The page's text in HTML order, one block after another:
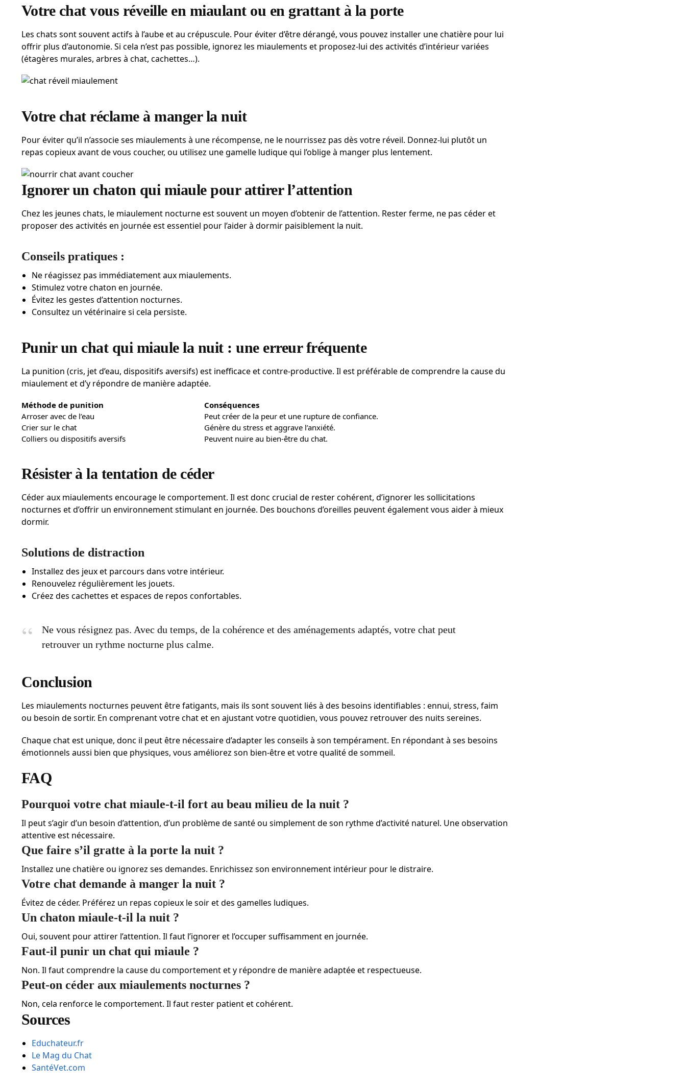
Votre chat vous réveille en miaulant ou en grattant à la porte
Les chats sont souvent actifs à l’aube et au crépuscule. Pour éviter d’être dérangé, vous pouvez installer une chatière pour lui
offrir plus d’autonomie. Si cela n’est pas possible, ignorez les miaulements et proposez-lui des activités d’intérieur variées
(étagères murales, arbres à chat, cachettes…).
Votre chat réclame à manger la nuit
Pour éviter qu’il n’associe ses miaulements à une récompense, ne le nourrissez pas dès votre réveil. Donnez-lui plutôt un
repas copieux avant de vous coucher, ou utilisez une gamelle ludique qui l’oblige à manger plus lentement.
Ignorer un chaton qui miaule pour attirer l’attention
Chez les jeunes chats, le miaulement nocturne est souvent un moyen d’obtenir de l’attention. Rester ferme, ne pas céder et
proposer des activités en journée est essentiel pour l’aider à dormir paisiblement la nuit.
Conseils pratiques :
Ne réagissez pas immédiatement aux miaulements.
Stimulez votre chaton en journée.
Évitez les gestes d’attention nocturnes.
Consultez un vétérinaire si cela persiste.
Punir un chat qui miaule la nuit : une erreur fréquente
La punition (cris, jet d’eau, dispositifs aversifs) est inefficace et contre-productive. Il est préférable de comprendre la cause du
miaulement et d’y répondre de manière adaptée.
Méthode de punition
Conséquences
Arroser avec de l’eau
Peut créer de la peur et une rupture de confiance.
Crier sur le chat
Génère du stress et aggrave l’anxiété.
Colliers ou dispositifs aversifs
Peuvent nuire au bien-être du chat.
Résister à la tentation de céder
Céder aux miaulements encourage le comportement. Il est donc crucial de rester cohérent, d’ignorer les sollicitations
nocturnes et d’offrir un environnement stimulant en journée. Des bouchons d’oreilles peuvent également vous aider à mieux
dormir.
Solutions de distraction
Installez des jeux et parcours dans votre intérieur.
Renouvelez régulièrement les jouets.
Créez des cachettes et espaces de repos confortables.
Ne vous résignez pas. Avec du temps, de la cohérence et des aménagements adaptés, votre chat peut
retrouver un rythme nocturne plus calme.
Conclusion
Les miaulements nocturnes peuvent être fatigants, mais ils sont souvent liés à des besoins identifiables : ennui, stress, faim
ou besoin de sortir. En comprenant votre chat et en ajustant votre quotidien, vous pouvez retrouver des nuits sereines.
Chaque chat est unique, donc il peut être nécessaire d’adapter les conseils à son tempérament. En répondant à ses besoins
émotionnels aussi bien que physiques, vous améliorez son bien-être et votre qualité de sommeil.
FAQ
Pourquoi votre chat miaule-t-il fort au beau milieu de la nuit ?
Il peut s’agir d’un besoin d’attention, d’un problème de santé ou simplement de son rythme d’activité naturel. Une observation
attentive est nécessaire.
Que faire s’il gratte à la porte la nuit ?
Installez une chatière ou ignorez ses demandes. Enrichissez son environnement intérieur pour le distraire.
Votre chat demande à manger la nuit ?
Évitez de céder. Préférez un repas copieux le soir et des gamelles ludiques.
Un chaton miaule-t-il la nuit ?
Oui, souvent pour attirer l’attention. Il faut l’ignorer et l’occuper suffisamment en journée.
Faut-il punir un chat qui miaule ?
Non. Il faut comprendre la cause du comportement et y répondre de manière adaptée et respectueuse.
Peut-on céder aux miaulements nocturnes ?
Non, cela renforce le comportement. Il faut rester patient et cohérent.
Sources
Educhateur.fr
Le Mag du Chat
SantéVet.com